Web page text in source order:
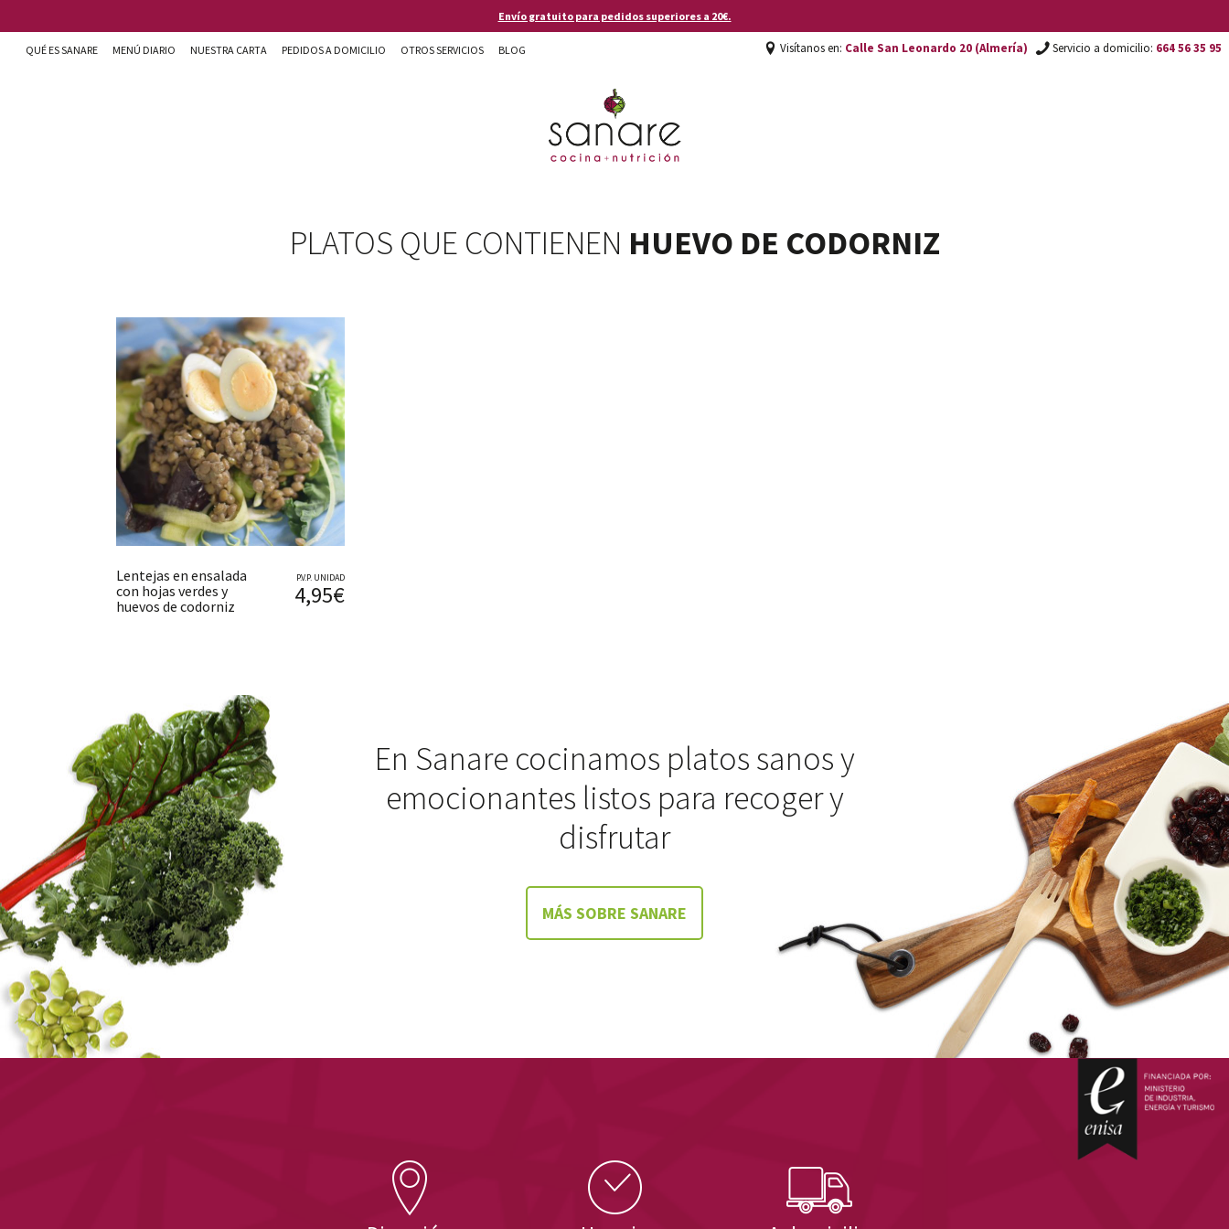
Envío gratuito para pedidos superiores a 20€.
QUÉ ES SANARE MENÚ DIARIO NUESTRA CARTA PEDIDOS A DOMICILIO OTROS SERVICIOS BLOG Visítanos en: Calle San Leonardo 20 (Almería) Servicio a domicilio: 664 56 35 95
Sanare cocina + nutrición en AlmeríaPLATOS QUE CONTIENEN HUEVO DE CODORNIZ
Lentejas en ensalada
con hojas verdes y
huevos de codorniz
P.V.P. UNIDAD
4,95€
En Sanare cocinamos platos sanos y
emocionantes listos para recoger y
disfrutar
MÁS SOBRE SANARE